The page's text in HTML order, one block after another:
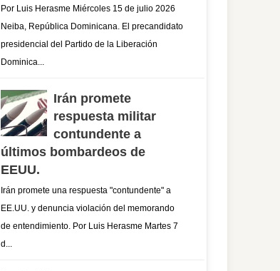
Por Luis Herasme Miércoles 15 de julio 2026
Neiba, República Dominicana. El precandidato
presidencial del Partido de la Liberación
Dominica...
Irán promete
respuesta militar
contundente a
últimos bombardeos de
EEUU.
Irán promete una respuesta "contundente" a
EE.UU. y denuncia violación del memorando
de entendimiento. Por Luis Herasme Martes 7
d...